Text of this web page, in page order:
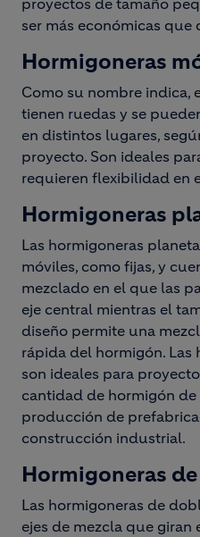
proyectos de tamaño
ser más económicas que
Hormigoneras
Como su nombre indica,
tienen ruedas y se
en distintos lugares,
proyecto. Son ideales
requieren flexibilidad en
Hormigoneras
Las hormigoneras
móviles, como fijas, y
mezclado en el que las
eje central mientras el
diseño permite una
rápida del hormigón. Las
son ideales para
cantidad de hormigón
producción de
construcción industrial.
Hormigoneras
Las hormigoneras de
ejes de mezcla que giran